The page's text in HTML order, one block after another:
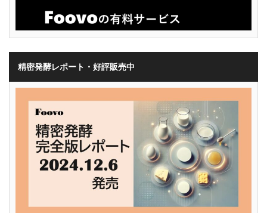
精密発酵レポート・好評販売中